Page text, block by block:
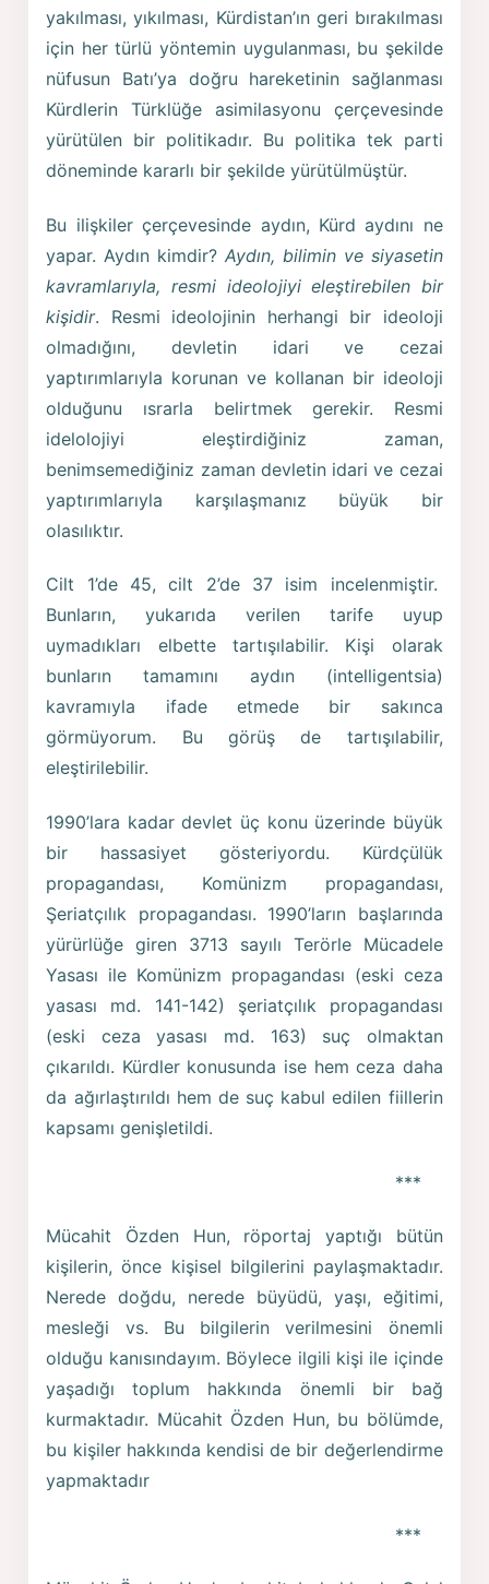
yakılması, yıkılması, Kürdistan’ın geri bırakılması
için her türlü yöntemin uygulanması, bu şekilde
nüfusun Batı’ya doğru hareketinin sağlanması
Kürdlerin Türklüğe asimilasyonu çerçevesinde
yürütülen bir politikadır. Bu politika tek parti
döneminde kararlı bir şekilde yürütülmüştür.
Bu ilişkiler çerçevesinde aydın, Kürd aydını ne
yapar. Aydın kimdir? Aydın, bilimin ve siyasetin
kavramlarıyla, resmi ideolojiyi eleştirebilen bir
kişidir. Resmi ideolojinin herhangi bir ideoloji
olmadığını, devletin idari ve cezai
yaptırımlarıyla korunan ve kollanan bir ideoloji
olduğunu ısrarla belirtmek gerekir. Resmi
idelolojiyi eleştirdiğiniz zaman,
benimsemediğiniz zaman devletin idari ve cezai
yaptırımlarıyla karşılaşmanız büyük bir
olasılıktır.
Cilt 1’de 45, cilt 2’de 37 isim incelenmiştir.
Bunların, yukarıda verilen tarife uyup
uymadıkları elbette tartışılabilir. Kişi olarak
bunların tamamını aydın (intelligentsia)
kavramıyla ifade etmede bir sakınca
görmüyorum. Bu görüş de tartışılabilir,
eleştirilebilir.
1990’lara kadar devlet üç konu üzerinde büyük
bir hassasiyet gösteriyordu. Kürdçülük
propagandası, Komünizm propagandası,
Şeriatçılık propagandası. 1990’ların başlarında
yürürlüğe giren 3713 sayılı Terörle Mücadele
Yasası ile Komünizm propagandası (eski ceza
yasası md. 141-142) şeriatçılık propagandası
(eski ceza yasası md. 163) suç olmaktan
çıkarıldı. Kürdler konusunda ise hem ceza daha
da ağırlaştırıldı hem de suç kabul edilen fiillerin
kapsamı genişletildi.
***
Mücahit Özden Hun, röportaj yaptığı bütün
kişilerin, önce kişisel bilgilerini paylaşmaktadır.
Nerede doğdu, nerede büyüdü, yaşı, eğitimi,
mesleği vs. Bu bilgilerin verilmesini önemli
olduğu kanısındayım. Böylece ilgili kişi ile içinde
yaşadığı toplum hakkında önemli bir bağ
kurmaktadır. Mücahit Özden Hun, bu bölümde,
bu kişiler hakkında kendisi de bir değerlendirme
yapmaktadır
***